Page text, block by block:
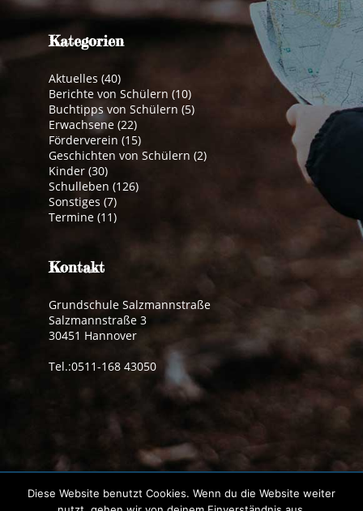
Kategorien
Aktuelles (40)
Berichte von Schülern (10)
Buchtipps von Schülern (5)
Erwachsene (22)
Förderverein (15)
Geschichten von Schülern (2)
Kinder (30)
Schulleben (126)
Sonstiges (7)
Termine (11)
Kontakt
Grundschule Salzmannstraße
Salzmannstraße 3
30451 Hannover
Tel.:0511-168 43050
© 2019 Grundschule Salzmannstraße | made bypdh
Diese Website benutzt Cookies. Wenn du die Website weiter